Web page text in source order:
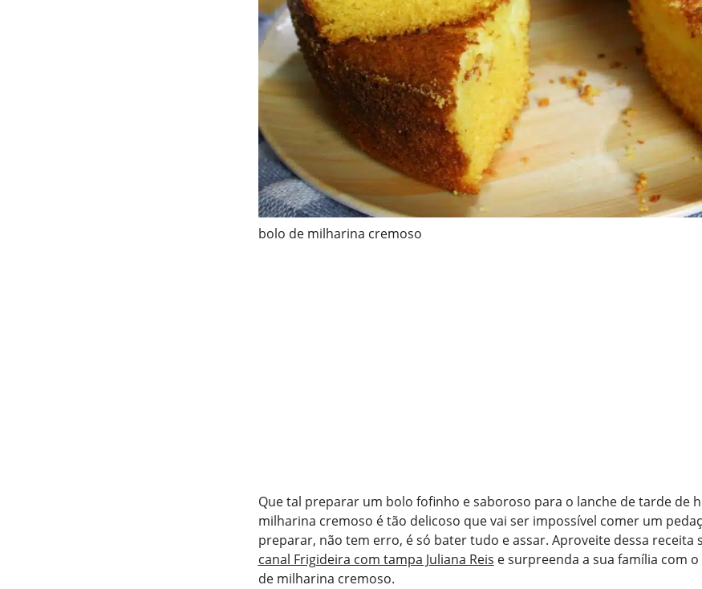
bolo de milharina cremoso
Que tal preparar um bolo fofinho e saboroso para o lanche de tarde de
milharina cremoso é tão delicoso que vai ser impossível comer um
preparar, não tem erro, é só bater tudo e assar. Aproveite dessa receita
canal Frigideira com tampa Juliana Reis e surpreenda a sua família com
de milharina cremoso.